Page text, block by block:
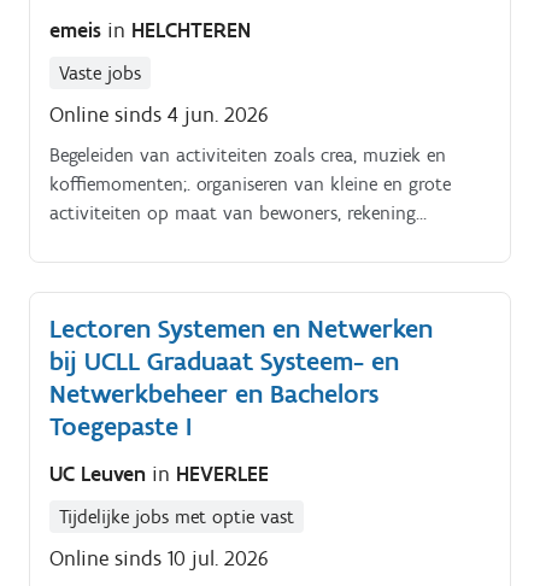
emeis in HELCHTEREN
Vaste jobs
Online sinds 4 jun. 2026
Begeleiden van activiteiten zoals crea, muziek en
koffiemomenten;. organiseren van kleine en grote
activiteiten op maat van bewoners, rekening
Lectoren Systemen en Netwerken
bij UCLL Graduaat Systeem- en
Netwerkbeheer en Bachelors
Toegepaste I
UC Leuven in HEVERLEE
Tijdelijke jobs met optie vast
Online sinds 10 jul. 2026